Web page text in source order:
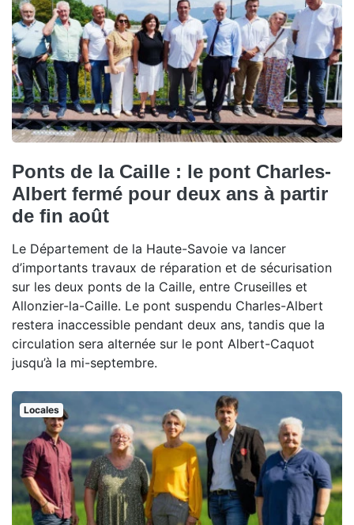
Ponts de la Caille : le pont Charles-
Albert fermé pour deux ans à partir
de fin août
Le Département de la Haute-Savoie va lancer
d’importants travaux de réparation et de sécurisation
sur les deux ponts de la Caille, entre Cruseilles et
Allonzier-la-Caille. Le pont suspendu Charles-Albert
restera inaccessible pendant deux ans, tandis que la
circulation sera alternée sur le pont Albert-Caquot
jusqu’à la mi-septembre.
Locales